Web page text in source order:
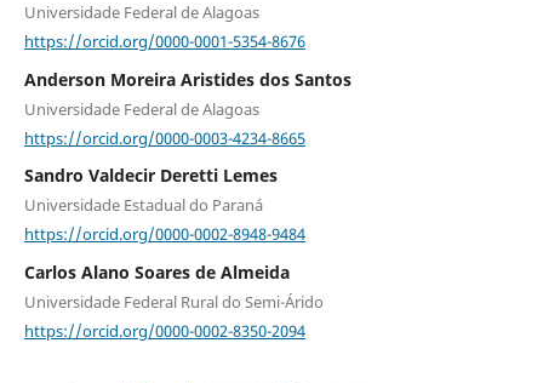
Universidade Federal de Alagoas
https://orcid.org/0000-0001-5354-8676
Anderson Moreira Aristides dos Santos
Universidade Federal de Alagoas
https://orcid.org/0000-0003-4234-8665
Sandro Valdecir Deretti Lemes
Universidade Estadual do Paraná
https://orcid.org/0000-0002-8948-9484
Carlos Alano Soares de Almeida
Universidade Federal Rural do Semi-Árido
https://orcid.org/0000-0002-8350-2094